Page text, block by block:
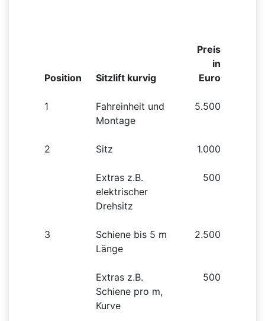
Position Sitzlift kurvig
Preis
in
Euro
1
Fahreinheit und
Montage
5.500
2 Sitz 1.000
Extras z.B.
elektrischer
Drehsitz
500
3
Schiene bis 5 m
Länge
2.500
Extras z.B.
Schiene pro m,
Kurve
500